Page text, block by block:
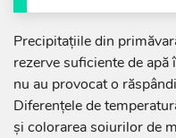
Precipitațiile din
rezerve suficiente de
nu au provocat o
Diferențele de
și colorarea soiurilor de